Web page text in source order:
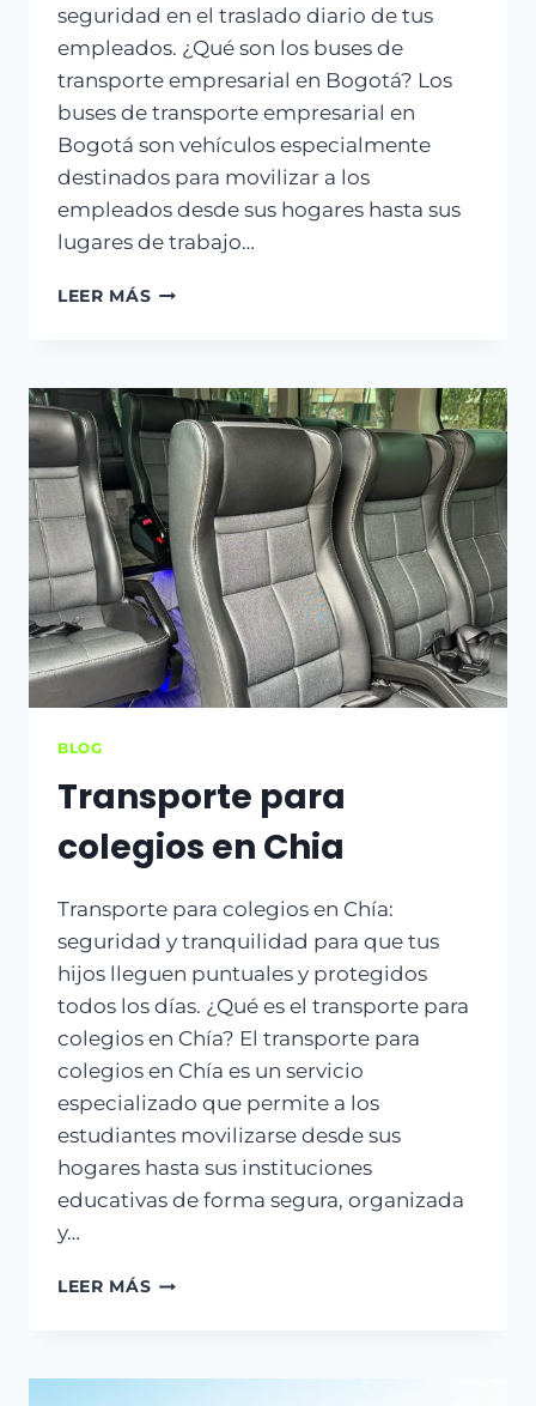
seguridad en el traslado diario de tus
empleados. ¿Qué son los buses de
transporte empresarial en Bogotá? Los
buses de transporte empresarial en
Bogotá son vehículos especialmente
destinados para movilizar a los
empleados desde sus hogares hasta sus
lugares de trabajo…
LEER MÁS
BLOG
Transporte para
colegios en Chia
Transporte para colegios en Chía:
seguridad y tranquilidad para que tus
hijos lleguen puntuales y protegidos
todos los días. ¿Qué es el transporte para
colegios en Chía? El transporte para
colegios en Chía es un servicio
especializado que permite a los
estudiantes movilizarse desde sus
hogares hasta sus instituciones
educativas de forma segura, organizada
y…
LEER MÁS